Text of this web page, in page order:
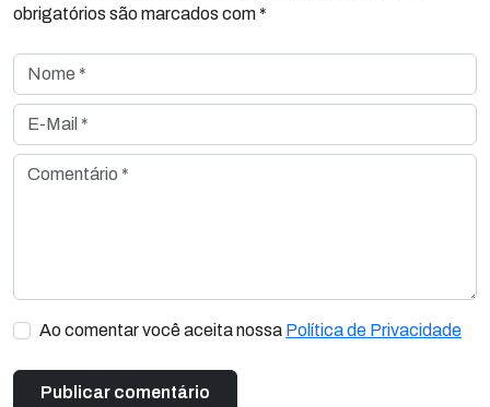
obrigatórios são marcados com *
Nome *
E-Mail *
Comentário *
Ao comentar você aceita nossa Política de Privacidade